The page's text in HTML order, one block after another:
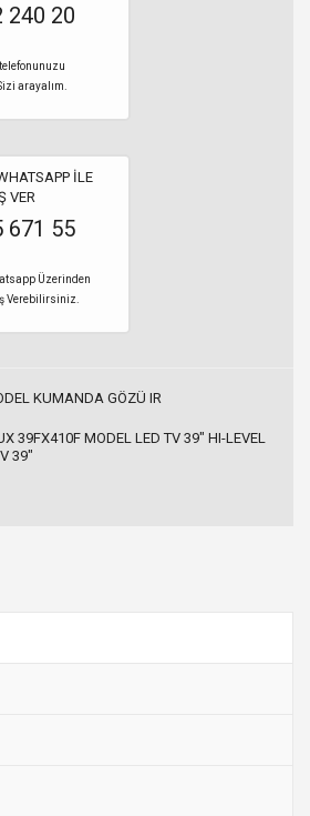
240 20
telefonunuzu
arayalım.
İLE
VER
671 55
Üzerinden
Verebilirsiniz.
KUMANDA GÖZÜ IR
39FX410F MODEL LED TV 39" HI-LEVEL
39"